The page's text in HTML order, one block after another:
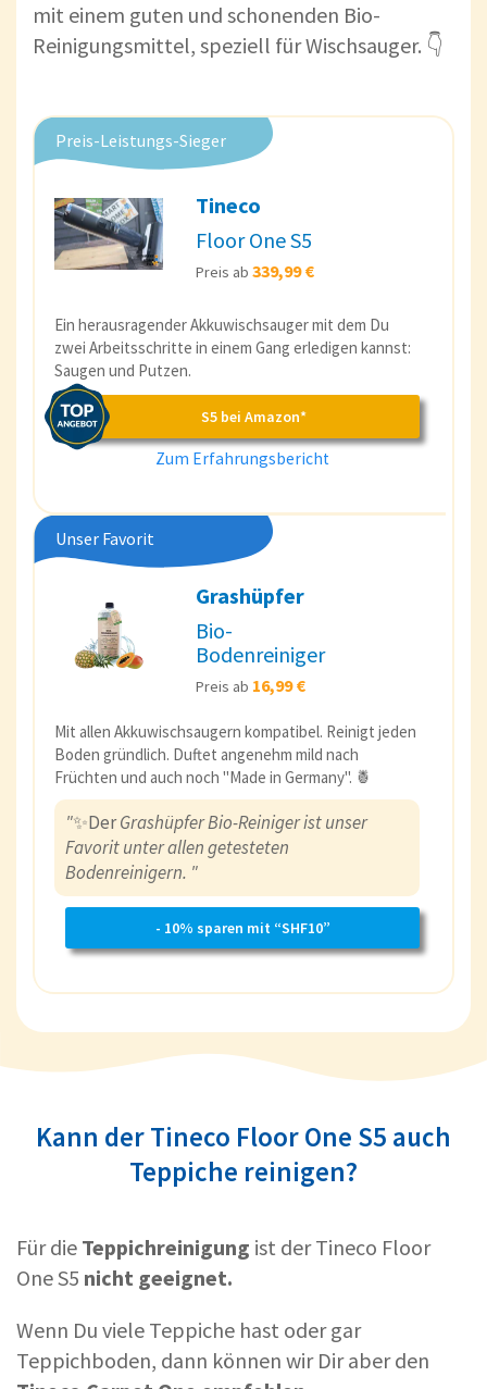
mit einem guten und schonenden Bio-
Reinigungsmittel, speziell für Wischsauger. 👇
Preis-Leistungs-Sieger
Tineco
Floor One S5
Preis ab 339,99 €
Ein herausragender Akkuwischsauger mit dem Du
zwei Arbeitsschritte in einem Gang erledigen kannst:
Saugen und Putzen.
S5 bei Amazon*
Zum Erfahrungsbericht
Unser Favorit
Grashüpfer
Bio-
Bodenreiniger
Preis ab 16,99 €
Mit allen Akkuwischsaugern kompatibel. Reinigt jeden
Boden gründlich. Duftet angenehm mild nach
Früchten und auch noch "Made in Germany". 🍍
"✨DerGrashüpfer Bio-Reiniger ist unser
Favorit unter allen getesteten
Bodenreinigern. "
- 10% sparen mit “SHF10”
Kann der Tineco Floor One S5 auch
Teppiche reinigen?
Für die Teppichreinigung ist der Tineco Floor
One S5 nicht geeignet.
Wenn Du viele Teppiche hast oder gar
Teppichboden, dann können wir Dir aber den